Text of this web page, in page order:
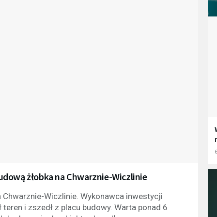
żłobka na Chwarznie-Wiczlinie
Wiczlinie. Wykonawca inwestycji
i zszedł z placu budowy. Warta ponad 6